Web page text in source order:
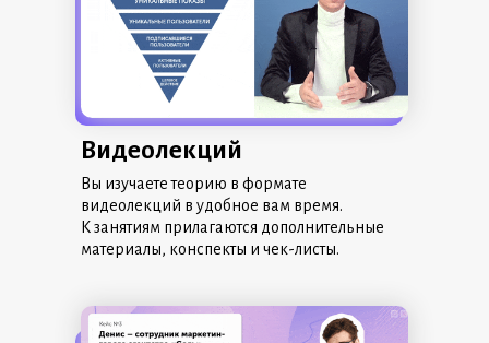
Видеолекций
Вы изучаете теорию в формате
видеолекций в удобное вам время.
К занятиям прилагаются дополнительные
материалы, конспекты и чек-листы.